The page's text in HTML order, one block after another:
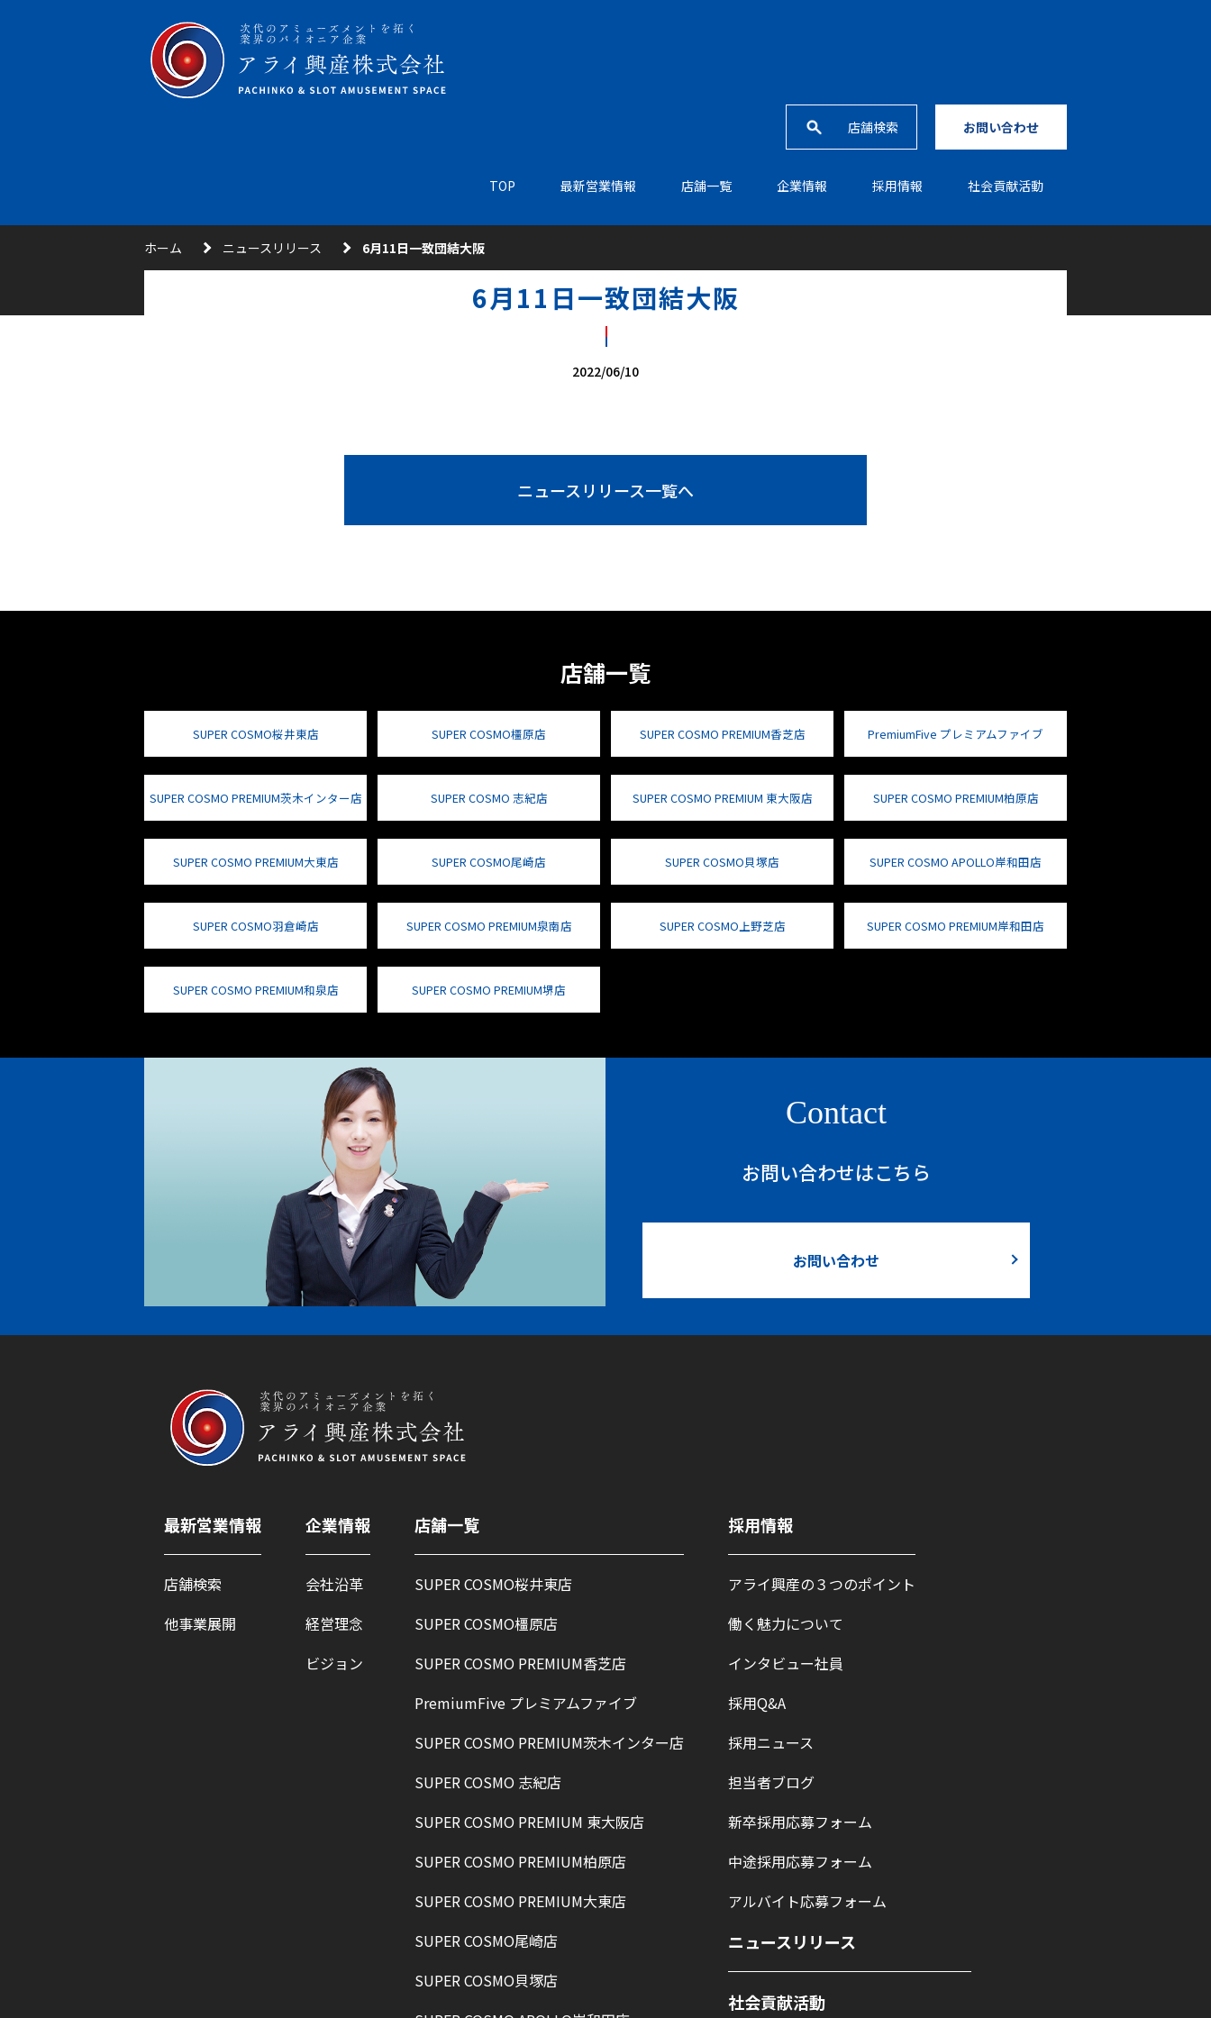
店舗検索 お問い合わせ
TOP 最新営業情報 店舗一覧 企業情報 採⽤情報 社会貢献活動
ホーム ニュースリリース 6月11日一致団結大阪
6月11日一致団結大阪
2022/06/10
ニュースリリース一覧へ
店舗一覧
SUPER COSMO桜井東店 SUPER COSMO橿原店 SUPER COSMO PREMIUM香芝店 PremiumFive プレミアムファイブ
SUPER COSMO PREMIUM茨木インター店 SUPER COSMO 志紀店 SUPER COSMO PREMIUM 東大阪店 SUPER COSMO PREMIUM柏原店
SUPER COSMO PREMIUM大東店 SUPER COSMO尾崎店 SUPER COSMO貝塚店 SUPER COSMO APOLLO岸和田店
SUPER COSMO羽倉崎店 SUPER COSMO PREMIUM泉南店 SUPER COSMO上野芝店 SUPER COSMO PREMIUM岸和田店
SUPER COSMO PREMIUM和泉店 SUPER COSMO PREMIUM堺店
Contact
お問い合わせはこちら
お問い合わせ
最新営業情報
店舗検索
他事業展開
企業情報
会社沿革
経営理念
ビジョン
店舗一覧
SUPER COSMO桜井東店
SUPER COSMO橿原店
SUPER COSMO PREMIUM香芝店
PremiumFive プレミアムファイブ
SUPER COSMO PREMIUM茨木インター店
SUPER COSMO 志紀店
SUPER COSMO PREMIUM 東大阪店
SUPER COSMO PREMIUM柏原店
SUPER COSMO PREMIUM大東店
SUPER COSMO尾崎店
SUPER COSMO貝塚店
採用情報
アライ興産の３つのポイント
働く魅力について
インタビュー社員
採用Q&A
採用ニュース
担当者ブログ
新卒採用応募フォーム
中途採用応募フォーム
アルバイト応募フォーム
ニュースリリース
社会貢献活動